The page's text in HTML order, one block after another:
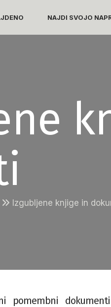
NAJDI SVOJO
Izgubljene knjige in
i pomembni dokumenti